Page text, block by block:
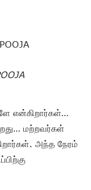
என்கிறார்கள்…
மற்றவர்கள்
அந்த நேரம்